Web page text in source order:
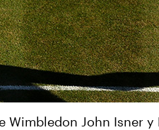
Wimbledon John Isner